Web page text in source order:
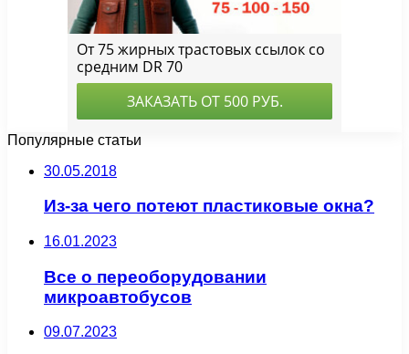
Популярные статьи
30.05.2018
Из-за чего потеют пластиковые окна?
16.01.2023
Все о переоборудовании
микроавтобусов
09.07.2023